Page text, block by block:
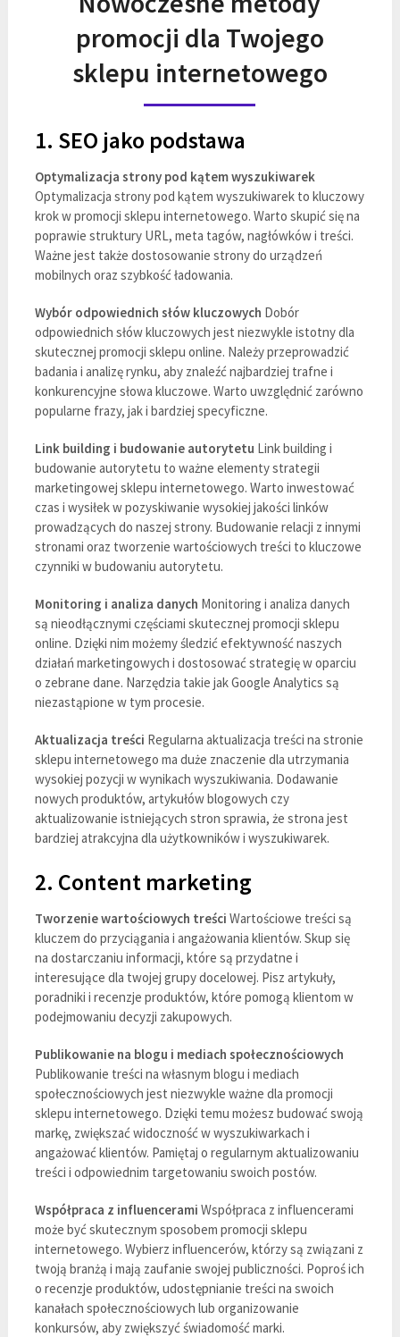
promocji dla Twojego
sklepu internetowego
1. SEO jako podstawa
Optymalizacja strony pod kątem wyszukiwarek
Optymalizacja strony pod kątem wyszukiwarek to kluczowy
krok w promocji sklepu internetowego. Warto skupić się na
poprawie struktury URL, meta tagów, nagłówków i treści.
Ważne jest także dostosowanie strony do urządzeń
mobilnych oraz szybkość ładowania.
Wybór odpowiednich słów kluczowych Dobór
odpowiednich słów kluczowych jest niezwykle istotny dla
skutecznej promocji sklepu online. Należy przeprowadzić
badania i analizę rynku, aby znaleźć najbardziej trafne i
konkurencyjne słowa kluczowe. Warto uwzględnić zarówno
popularne frazy, jak i bardziej specyficzne.
Link building i budowanie autorytetu Link building i
budowanie autorytetu to ważne elementy strategii
marketingowej sklepu internetowego. Warto inwestować
czas i wysiłek w pozyskiwanie wysokiej jakości linków
prowadzących do naszej strony. Budowanie relacji z innymi
stronami oraz tworzenie wartościowych treści to kluczowe
czynniki w budowaniu autorytetu.
Monitoring i analiza danych Monitoring i analiza danych
są nieodłącznymi częściami skutecznej promocji sklepu
online. Dzięki nim możemy śledzić efektywność naszych
działań marketingowych i dostosować strategię w oparciu
o zebrane dane. Narzędzia takie jak Google Analytics są
niezastąpione w tym procesie.
Aktualizacja treści Regularna aktualizacja treści na stronie
sklepu internetowego ma duże znaczenie dla utrzymania
wysokiej pozycji w wynikach wyszukiwania. Dodawanie
nowych produktów, artykułów blogowych czy
aktualizowanie istniejących stron sprawia, że strona jest
bardziej atrakcyjna dla użytkowników i wyszukiwarek.
2. Content marketing
Tworzenie wartościowych treści Wartościowe treści są
kluczem do przyciągania i angażowania klientów. Skup się
na dostarczaniu informacji, które są przydatne i
interesujące dla twojej grupy docelowej. Pisz artykuły,
poradniki i recenzje produktów, które pomogą klientom w
podejmowaniu decyzji zakupowych.
Publikowanie na blogu i mediach społecznościowych
Publikowanie treści na własnym blogu i mediach
społecznościowych jest niezwykle ważne dla promocji
sklepu internetowego. Dzięki temu możesz budować swoją
markę, zwiększać widoczność w wyszukiwarkach i
angażować klientów. Pamiętaj o regularnym aktualizowaniu
treści i odpowiednim targetowaniu swoich postów.
Współpraca z influencerami Współpraca z influencerami
może być skutecznym sposobem promocji sklepu
internetowego. Wybierz influencerów, którzy są związani z
twoją branżą i mają zaufanie swojej publiczności. Poproś ich
o recenzje produktów, udostępnianie treści na swoich
kanałach społecznościowych lub organizowanie
konkursów, aby zwiększyć świadomość marki.